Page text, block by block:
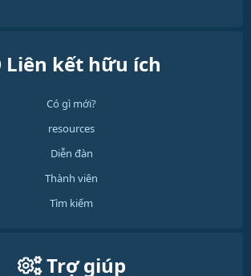
Liên kết hữu ích
Có gì mới?
resources
Diễn đàn
Thành viên
Tìm kiếm
Trợ giúp